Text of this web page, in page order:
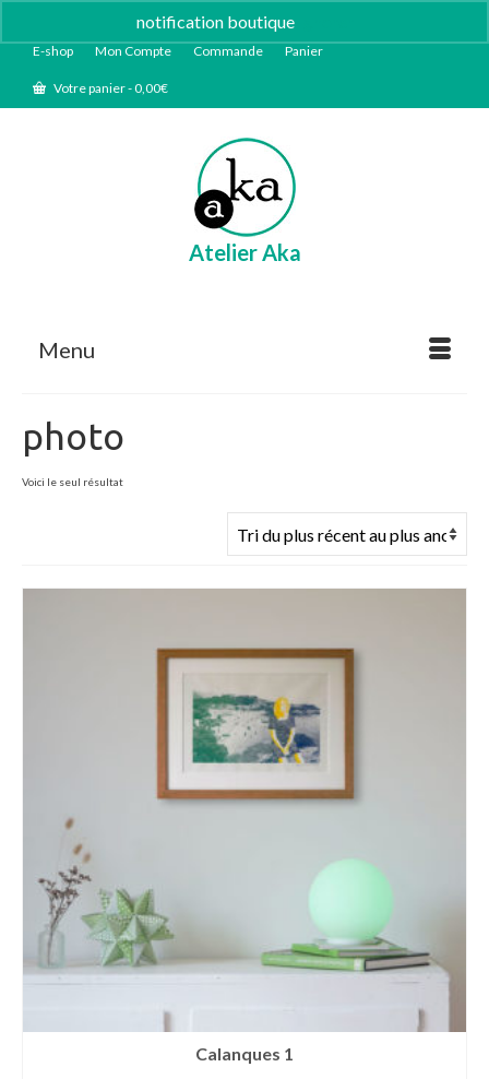
notification boutique
E-shop Mon Compte Commande Panier
Votre panier-0,00€
Atelier Aka
Menu
photo
Voici le seul résultat
Calanques 1